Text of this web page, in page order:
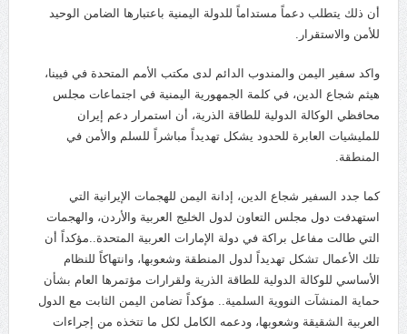
أن ذلك يتطلب دعماً مستداماً للدولة اليمنية باعتبارها الضامن الوحيد
للأمن والاستقرار.
واكد سفير اليمن والمندوب الدائم لدى مكتب الأمم المتحدة في فيينا،
هيثم شجاع الدين، في كلمة الجمهورية اليمنية في اجتماعات مجلس
محافظي الوكالة الدولية للطاقة الذرية، أن استمرار دعم إيران
للمليشيات العابرة للحدود يشكل تهديداً مباشراً للسلم والأمن في
المنطقة.
كما جدد السفير شجاع الدين، إدانة اليمن للهجمات الإيرانية التي
استهدفت دول مجلس التعاون لدول الخليج العربية والأردن، والهجمات
التي طالت مفاعل براكة في دولة الإمارات العربية المتحدة..مؤكداً أن
تلك الأعمال تشكل تهديداً لدول المنطقة وشعوبها، وانتهاكاً للنظام
الأساسي للوكالة الدولية للطاقة الذرية ولقرارات مؤتمرها العام بشأن
حماية المنشآت النووية السلمية.. مؤكداً تضامن اليمن الثابت مع الدول
العربية الشقيقة وشعوبها، ودعمه الكامل لكل ما تتخذه من إجراءات